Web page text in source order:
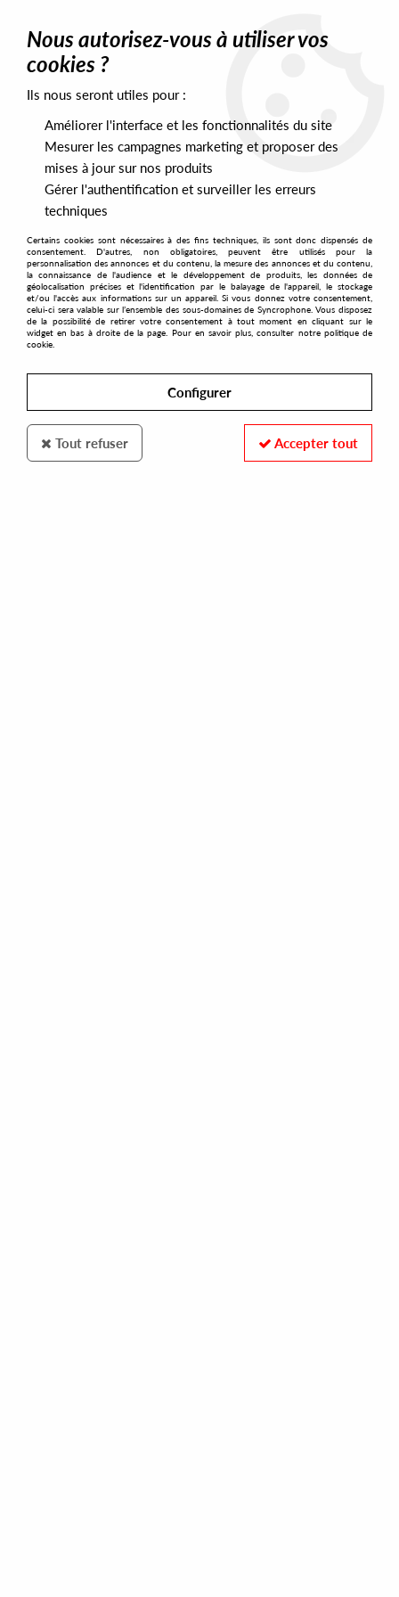
Home >Labels >
SORT & FILTER
PRESALES EXCLUSIVES
3
Nous autorisez-vous à utiliser vos
cookies ?
Ils nous seront utiles pour :
Améliorer l'interface et les fonctionnalités du site
Mesurer les campagnes marketing et proposer des
mises à jour sur nos produits
Gérer l'authentification et surveiller les erreurs
techniques
Certains cookies sont nécessaires à des fins techniques, ils sont donc dispensés de
consentement. D'autres, non obligatoires, peuvent être utilisés pour la
personnalisation des annonces et du contenu, la mesure des annonces et du contenu,
la connaissance de l'audience et le développement de produits, les données de
géolocalisation précises et l'identification par le balayage de l'appareil, le stockage
et/ou l'accès aux informations sur un appareil. Si vous donnez votre consentement,
celui-ci sera valable sur l’ensemble des sous-domaines de Syncrophone. Vous disposez
de la possibilité de retirer votre consentement à tout moment en cliquant sur le
widget en bas à droite de la page. Pour en savoir plus, consulter notre politique de
cookie.
Configurer
Tout refuser Accepter tout